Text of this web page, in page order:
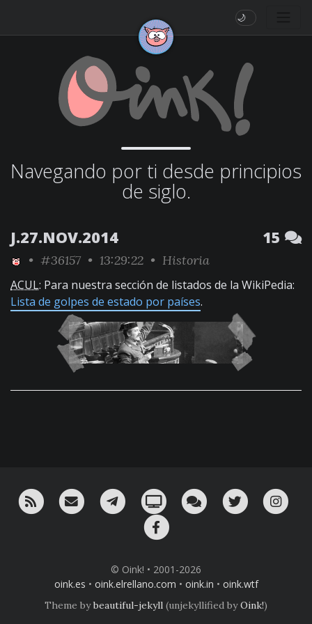
🌙
Navegando por ti desde principios
de siglo.
J.27.NOV.2014 15
• #36157 • 13:29:22 • Historia
ACUL: Para nuestra sección de listados de la WikiPedia:
Lista de golpes de estado por países.
RSS ¡Mándame un email!¡Nuestro canal en Telegram!
Oink! TV Charla con nosotros
Twitter
© Oink! • 2001-2026
oink.es • oink.elrellano.com • oink.in • oink.wtf
Theme bybeautiful-jekyll (unjekyllified byOink!)